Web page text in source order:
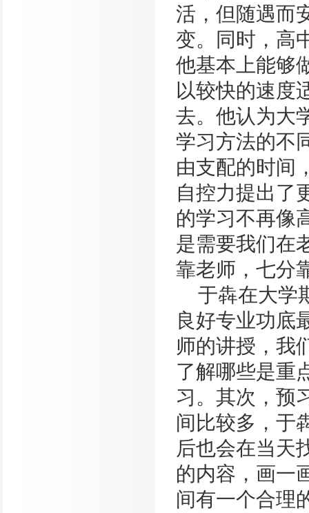
活，但随遇而
变。同时，高
他基本上能够
以较快的速度
去。他认为大
学习方法的不
由支配的时间
自控力提出了
的学习不再像
是需要我们在
靠老师，七分
于犇在大学
良好专业功底
师的讲授，我
了解哪些是重
习。其次，预
间比较多，于
后也会在当天
的内容，画一
间有一个合理